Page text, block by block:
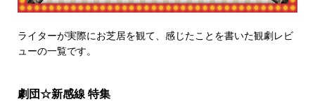
ライターが実際にお芝居を観て、感じたことを書いた観劇レビ
ューの一覧です。
劇団☆新感線 特集